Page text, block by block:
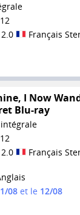
12
Français
I Now
Blu-ray
12
Français
08et le 12/08